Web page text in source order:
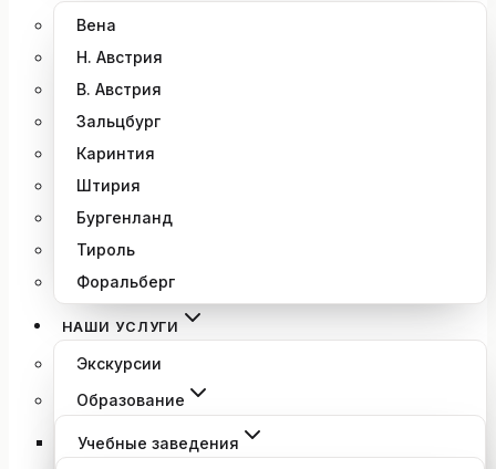
Вена
Н. Австрия
В. Австрия
Зальцбург
Каринтия
Штирия
Бургенланд
Тироль
Форальберг
НАШИ УСЛУГИ
Экскурсии
Образование
Учебные заведения